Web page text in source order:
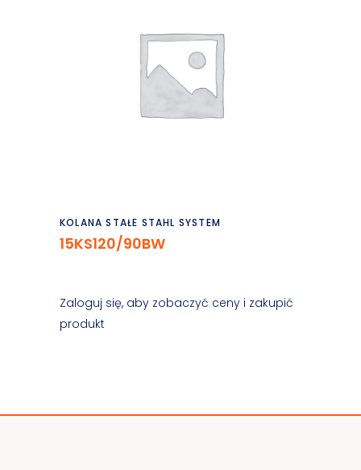
Czytaj dalej
KOLANA STAŁE STAHL SYSTEM
15KS120/90BW
Zaloguj się, aby zobaczyć ceny i zakupić
produkt